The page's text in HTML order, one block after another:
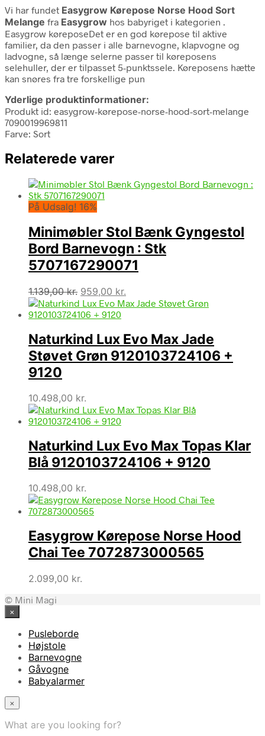
Vi har fundet Easygrow Kørepose Norse Hood Sort
Melange fra Easygrow hos babyriget i kategorien .
Easygrow køreposeDet er en god kørepose til aktive
familier, da den passer i alle barnevogne, klapvogne og
ladvogne, så længe selerne passer til køreposens
selehuller, der er tilpasset 5-punktssele. Køreposens hætte
kan snøres fra tre forskellige pun
Yderlige produktinformationer:
Produkt id: easygrow-kørepose-norse-hood-sort-melange
7090019969811
Farve: Sort
Relaterede varer
På Udsalg! 16%
Minimøbler Stol Bænk Gyngestol
Bord Barnevogn : Stk
5707167290071
1.139,00kr. Den
oprindelige
pris
1.139,00 kr..
959,00 kr.
aktuelle
959,00 kr..
Naturkind Lux Evo Max Jade
Støvet Grøn 9120103724106 +
9120
10.498,00 kr.
Naturkind Lux Evo Max Topas Klar
Blå 9120103724106 + 9120
10.498,00 kr.
Easygrow Kørepose Norse Hood
Chai Tee 7072873000565
2.099,00 kr.
© Mini Magi
×
Pusleborde
Højstole
Barnevogne
Gåvogne
Babyalarmer
×
What are you looking for?